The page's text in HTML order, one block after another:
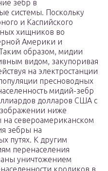
зебр в
системы. Поскольку
и Каспийского
хищников во
Америки и
образом, мидии
видом, закупоривая
на электростанции
пресноводных
мидий-зебр
долларов США с
ниже
североамериканском
зебры на
путях. К другим
перенаселения
уничтожением
кроликов в